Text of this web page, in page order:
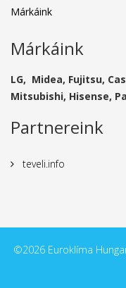
Márkáink
Márkáink
LG, Midea, Fujitsu,
Mitsubishi, Hisense,
Partnereink
teveli.info
©2026 Euroklíma